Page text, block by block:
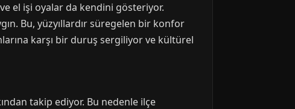
el işi oyalar da kendini gösteriyor.
Bu, yüzyıllardır süregelen bir konfor
karşı bir duruş sergiliyor ve kültürel
takip ediyor. Bu nedenle ilçe